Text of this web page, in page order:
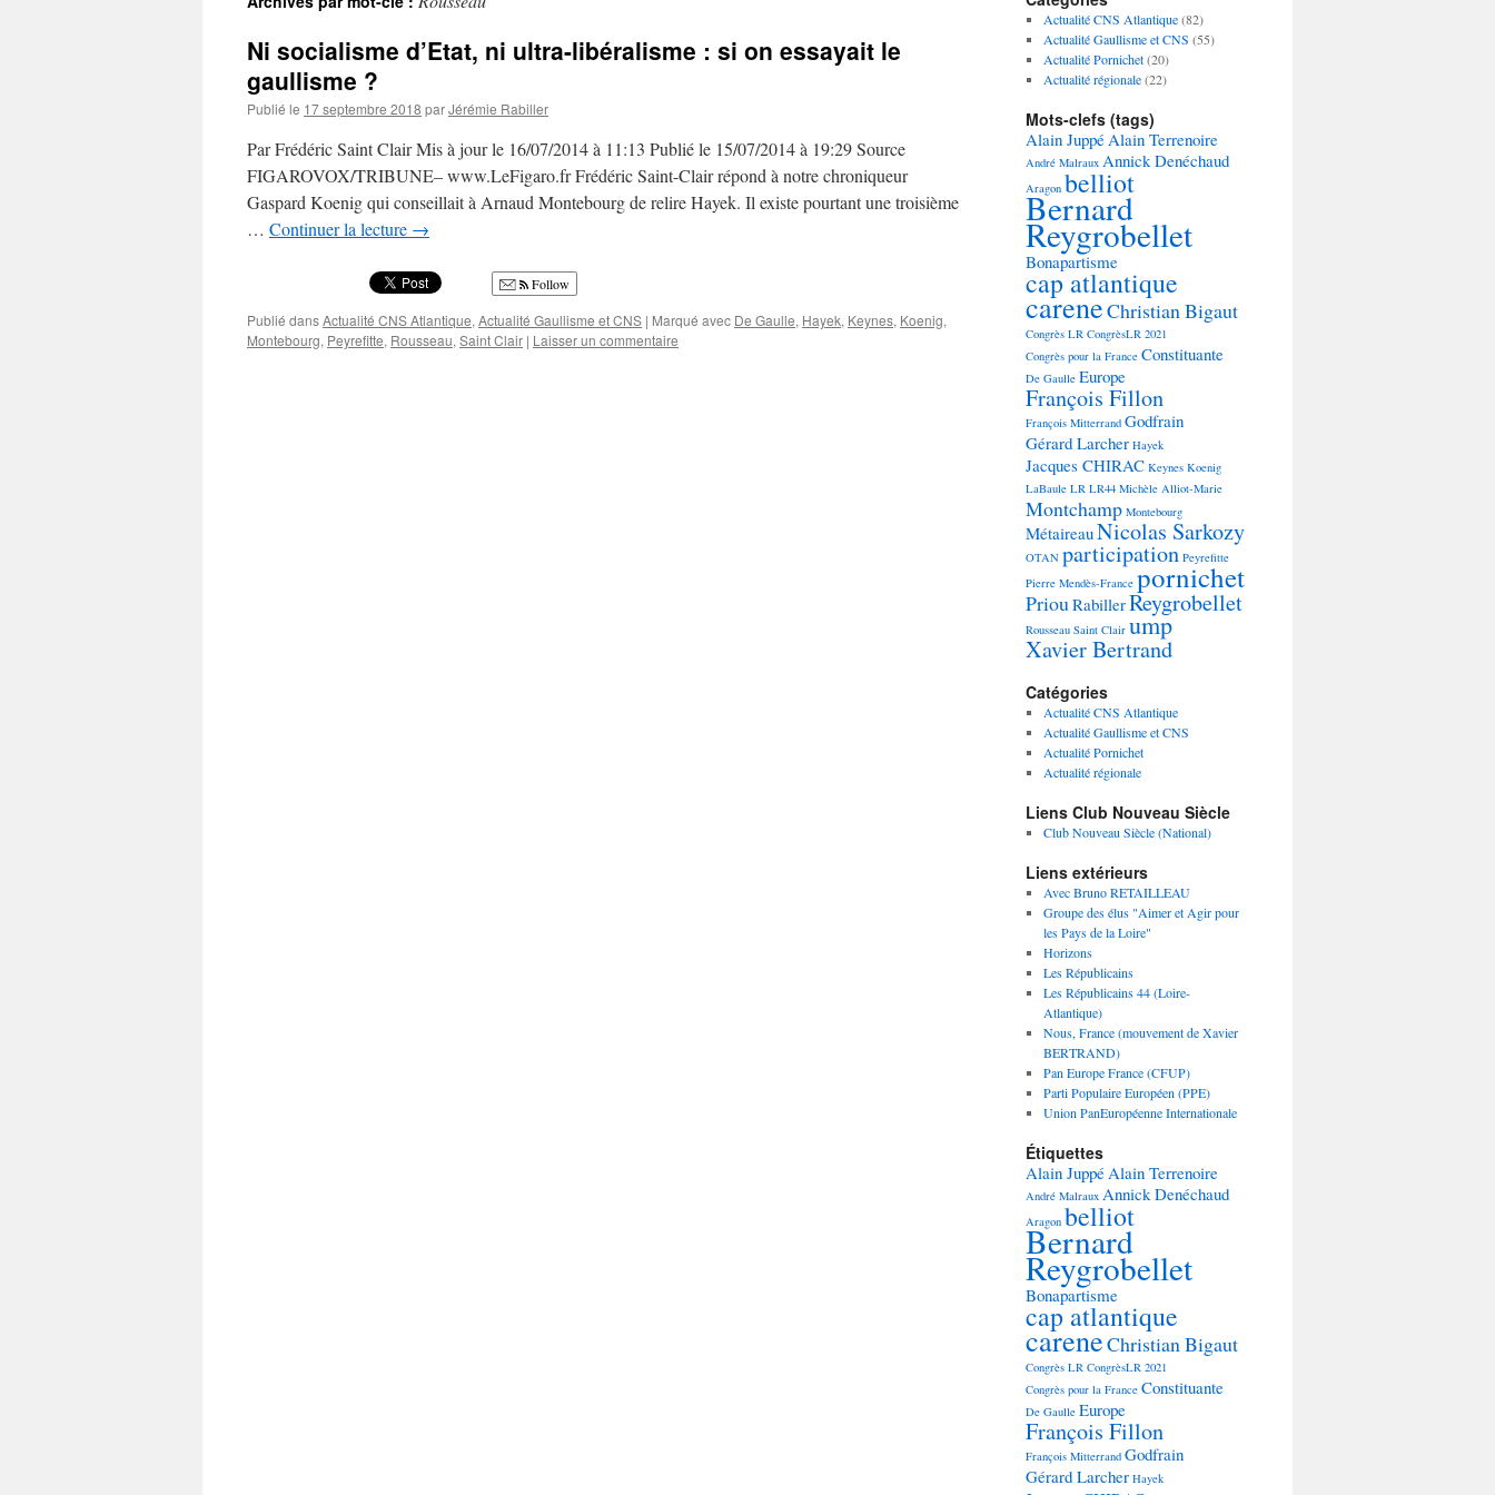
Ni socialisme d’Etat, ni ultra-libéralisme : si on essayait le
gaullisme ?
Publié le 17 septembre 2018 parJérémie Rabiller
Par Frédéric Saint Clair Mis à jour le 16/07/2014 à 11:13 Publié le 15/07/2014 à 19:29 Source
FIGAROVOX/TRIBUNE– www.LeFigaro.fr Frédéric Saint-Clair répond à notre chroniqueur
Gaspard Koenig qui conseillait à Arnaud Montebourg de relire Hayek. Il existe pourtant une troisième
… Continuer la lecture →
Follow
Publié dansActualité CNS Atlantique, Actualité Gaullisme et CNS | Marqué avec De Gaulle, Hayek, Keynes, Koenig,
Montebourg, Peyrefitte, Rousseau, Saint Clair | Laisser un commentaire
Actualité CNS Atlantique(82)
Actualité Gaullisme et CNS (55)
Actualité Pornichet(20)
Actualité régionale(22)
Mots-clefs (tags)
Alain JuppéAlain Terrenoire
André Malraux Annick Denéchaud
Aragon belliot
Bernard
Reygrobellet
Bonapartisme
cap atlantique
careneChristian Bigaut
Congrès LR CongrèsLR 2021
Congrès pour la France Constituante
De Gaulle Europe
François Fillon
François Mitterrand Godfrain
Gérard Larcher Hayek
Jacques CHIRAC Keynes Koenig
LaBaule LR LR44 Michèle Alliot-Marie
Montchamp Montebourg
MétaireauNicolas Sarkozy
OTAN participation Peyrefitte
Pierre Mendès-France pornichet
PriouRabillerReygrobellet
Rousseau Saint Clair ump
Xavier Bertrand
Catégories
Actualité CNS Atlantique
Actualité Gaullisme et CNS
Actualité Pornichet
Actualité régionale
Liens Club Nouveau Siècle
Club Nouveau Siècle (National)
Liens extérieurs
Avec Bruno RETAILLEAU
Groupe des élus "Aimer et Agir pour
les Pays de la Loire"
Horizons
Les Républicains
Les Républicains 44 (Loire-
Atlantique)
Nous, France (mouvement de Xavier
BERTRAND)
Pan Europe France (CFUP)
Parti Populaire Européen (PPE)
Union PanEuropéenne Internationale
Étiquettes
Alain JuppéAlain Terrenoire
André Malraux Annick Denéchaud
Aragon belliot
Bernard
Reygrobellet
Bonapartisme
cap atlantique
careneChristian Bigaut
Congrès LR CongrèsLR 2021
Congrès pour la France Constituante
De Gaulle Europe
François Fillon
François Mitterrand Godfrain
Gérard Larcher Hayek